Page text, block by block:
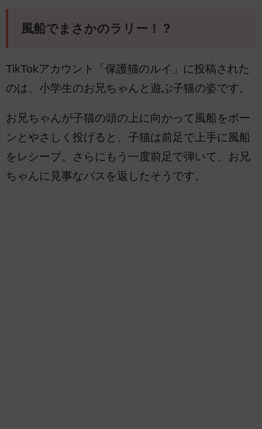
風船でまさかのラリー！？
TikTokアカウント「保護猫のルイ」に投稿された
のは、小学生のお兄ちゃんと遊ぶ子猫の姿です。
お兄ちゃんが子猫の頭の上に向かって風船をポー
ンとやさしく投げると、子猫は前足で上手に風船
をレシーブ。さらにもう一度前足で弾いて、お兄
ちゃんに見事なパスを返したそうです。